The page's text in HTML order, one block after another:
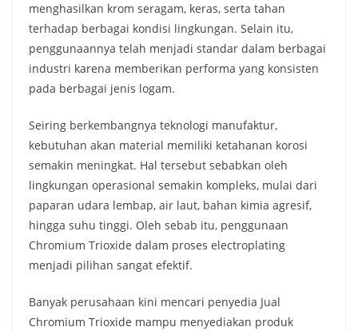
menghasilkan krom seragam, keras, serta tahan
terhadap berbagai kondisi lingkungan. Selain itu,
penggunaannya telah menjadi standar dalam berbagai
industri karena memberikan performa yang konsisten
pada berbagai jenis logam.
Seiring berkembangnya teknologi manufaktur,
kebutuhan akan material memiliki ketahanan korosi
semakin meningkat. Hal tersebut sebabkan oleh
lingkungan operasional semakin kompleks, mulai dari
paparan udara lembap, air laut, bahan kimia agresif,
hingga suhu tinggi. Oleh sebab itu, penggunaan
Chromium Trioxide dalam proses electroplating
menjadi pilihan sangat efektif.
Banyak perusahaan kini mencari penyedia Jual
Chromium Trioxide mampu menyediakan produk